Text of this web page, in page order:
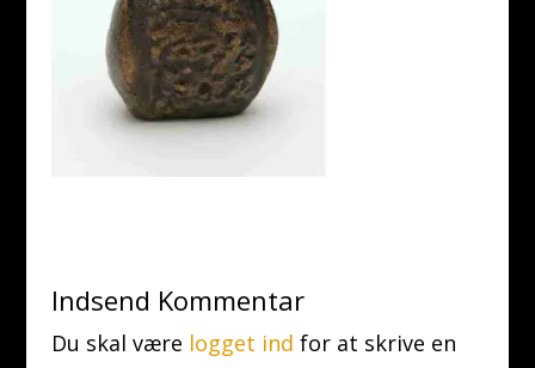
Indsend Kommentar
Du skal være logget ind for at skrive en